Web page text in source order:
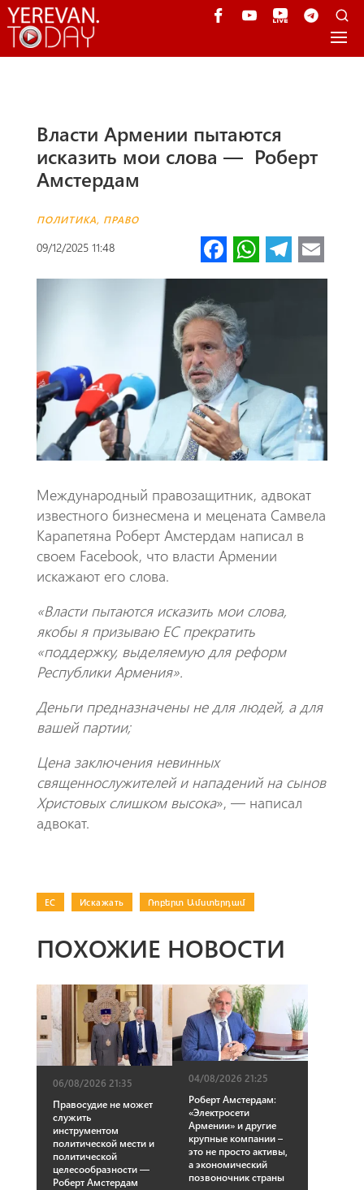
Власти Армении пытаются
исказить мои слова — Роберт
Амстердам
ПОЛИТИКА, ПРАВО
09/12/2025 11:48 Fa
ce
b
o
o
k
W
h
p
p
Te
le m
Международный правозащитник, адвокат
известного бизнесмена и мецената Самвела
Карапетяна Роберт Амстердам написал в
своем Facebook, что власти Армении
искажают его слова.
«Власти пытаются исказить мои слова,
якобы я призываю ЕС прекратить
«поддержку, выделяемую для реформ
Республики Армения».
Деньги предназначены не для людей, а для
вашей партии;
Цена заключения невинных
священнослужителей и нападений на сынов
Христовых слишком высока», — написал
адвокат.
ЕС Искажать Ռոբերտ Ամստերդամ
ПОХОЖИЕ НОВОСТИ
06/08/2026 21:35
Правосудие не может
служить
инструментом
политической мести и
политической
целесообразности —
Роберт Амстердам
04/08/2026 21:25
Роберт Амстердам։
«Электросети
Армении» и другие
крупные компании –
это не просто активы,
а экономический
позвоночник страны